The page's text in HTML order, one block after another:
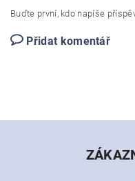
Buďte první, kdo napíše
Přidat komentář